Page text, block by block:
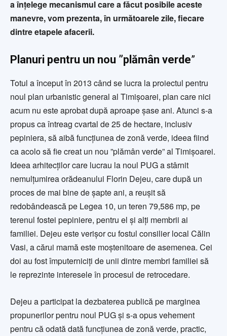
a înțelege mecanismul care a făcut posibile aceste
manevre, vom prezenta, în următoarele zile, fiecare
dintre etapele afacerii.
Planuri pentru un nou ”plămân verde”
Totul a început în 2013 când se lucra la proiectul pentru
noul plan urbanistic general al Timișoarei, plan care nici
acum nu este aprobat după aproape șase ani. Atunci s-a
propus ca întreag cvartal de 25 de hectare, inclusiv
pepiniera, să aibă funcțiunea de zonă verde, ideea fiind
ca acolo să fie creat un nou ”plămân verde” al Timișoarei.
Ideea arhitecților care lucrau la noul PUG a stârnit
nemulțumirea orădeanului Florin Dejeu, care după un
proces de mai bine de șapte ani, a reușit să
redobândească pe Legea 10, un teren 79,586 mp, pe
terenul fostei pepiniere, pentru el și alți membrii ai
familiei. Dejeu este verișor cu fostul consilier local Călin
Vasi, a cărui mamă este moștenitoare de asemenea. Cei
doi au fost împuterniciți de unii dintre membri familiei să
le reprezinte interesele în procesul de retrocedare.
Dejeu a participat la dezbaterea publică pe marginea
propunerilor pentru noul PUG și s-a opus vehement
pentru că odată dată funcțiunea de zonă verde, practic,